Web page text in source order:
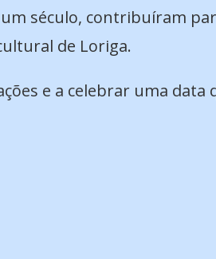
século, contribuíram
de Loriga.
e a celebrar uma data